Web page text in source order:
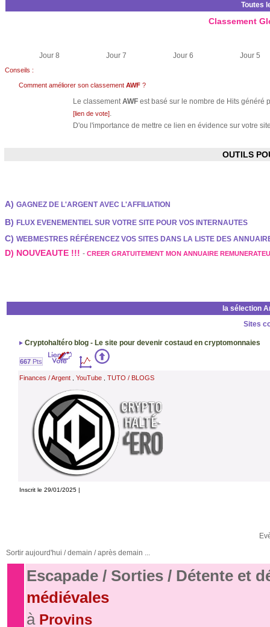
Toutes
Classement
Jour 8 Jour 7 Jour 6 Jour 5
Conseils :
Comment améliorer son classement AWF ?
Le classementAWF est basé sur le nombre de Hits généré
[lien de vote].
D'ou l'importance de mettre ce lien en évidence sur votre
OUTILS
A) GAGNEZ DE L'ARGENT AVEC L'AFFILIATION
B) FLUX EVENEMENTIEL SUR VOTRE SITE POUR VOS INTERNAUTES
C) WEBMESTRES RÉFÉRENCEZ VOS SITES DANS LA LISTE DES
D) NOUVEAUTE !!! - CREER GRATUITEMENT MON ANNUAIRE
la sélection
Sites
Cryptohaltéro blog - Le site pour devenir costaud en cryptomonnaies
667Pts
Finances / Argent, YouTube, TUTO / BLOGS
Inscrit le 29/01/2025 |
Sortir aujourd'hui / demain / après demain ...
Escapade / Sorties / Détente et
médiévales
à Provins